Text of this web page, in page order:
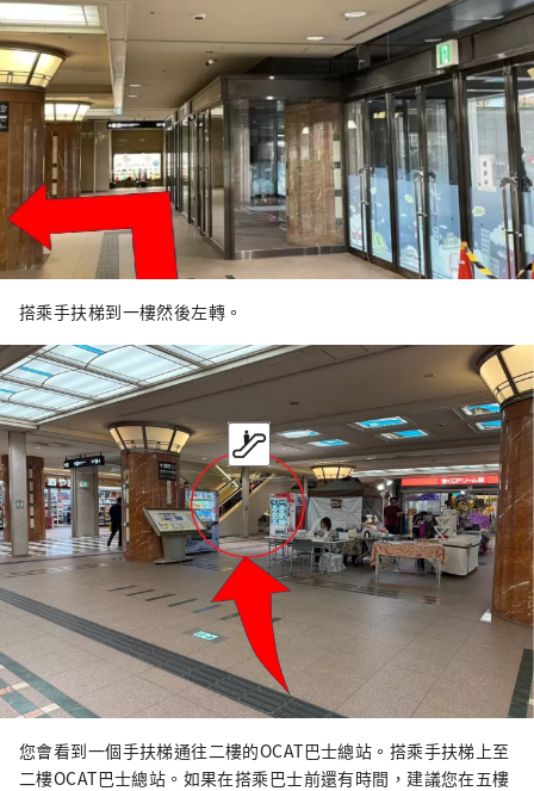
搭乘手扶梯到一樓然後左轉。
您會看到一個手扶梯通往二樓的OCAT巴士總站。搭乘手扶梯上至
二樓OCAT巴士總站。如果在搭乘巴士前還有時間，建議您在五樓